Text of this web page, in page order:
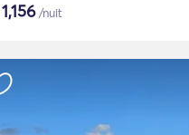
1,156/nuit